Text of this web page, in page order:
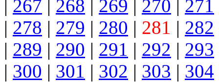
267 268 269 270 271
| 278 | 279 | 280 | 281 | 282
| 289 | 290 | 291 | 292 | 293
| 300 | 301 | 302 | 303 | 304